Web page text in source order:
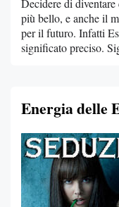
Decidere di
più bello, e anche il
per il futuro. Infatti
significato preciso.
Energia delle